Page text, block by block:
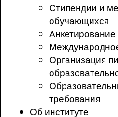
Стипендии и
обучающихся
Анкетирование
Организация
требования
Об институте